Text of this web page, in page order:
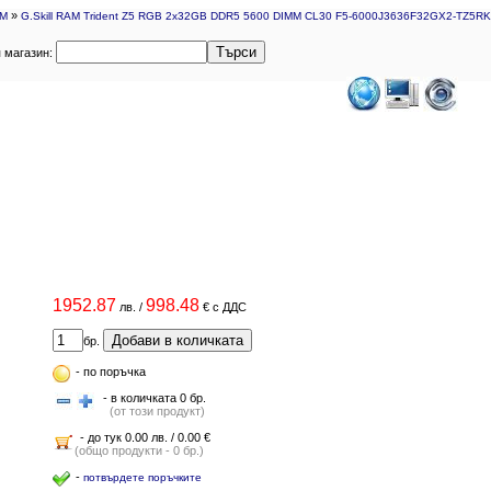
» G.Skill RAM Trident Z5 RGB 2x32GB DDR5 5600 DIMM CL30 F5-6000J3636F32GX2-TZ5RK
Търси
1952.87 лв. / 998.48 € с ДДС
бр. Добави в количката
- по поръчка
- в количката 0 бр.
(от този продукт)
- до тук 0.00 лв. / 0.00 €
(общо продукти - 0 бр.)
- потвърдете поръчките